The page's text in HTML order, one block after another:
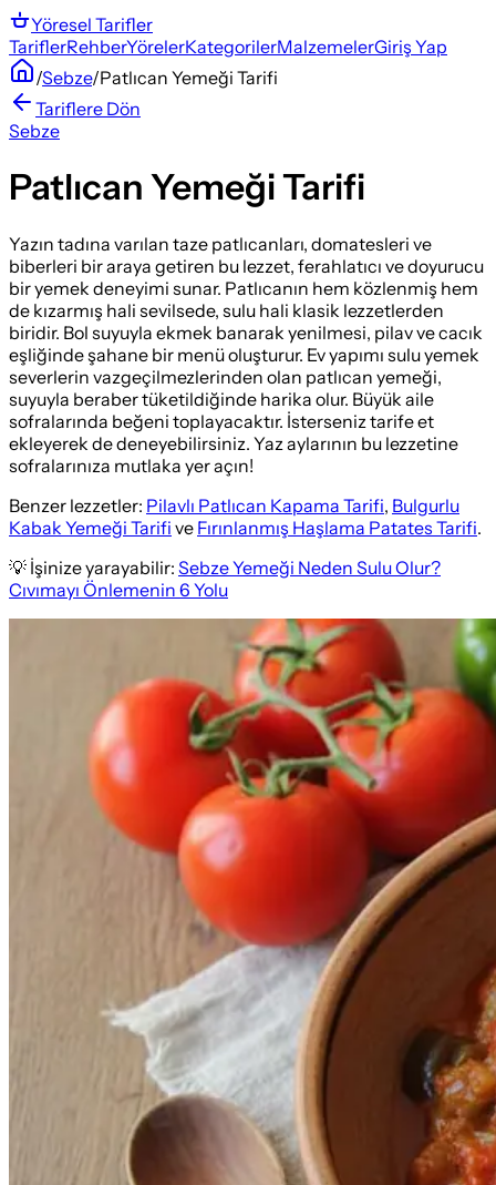
Yöresel Tarifler
TariflerRehberYörelerKategorilerMalzemelerGiriş Yap
/Sebze/Patlıcan Yemeği Tarifi
Tariflere Dön
Sebze
Patlıcan Yemeği Tarifi
Yazın tadına varılan taze patlıcanları, domatesleri ve
biberleri bir araya getiren bu lezzet, ferahlatıcı ve doyurucu
bir yemek deneyimi sunar. Patlıcanın hem közlenmiş hem
de kızarmış hali sevilsede, sulu hali klasik lezzetlerden
biridir. Bol suyuyla ekmek banarak yenilmesi, pilav ve cacık
eşliğinde şahane bir menü oluşturur. Ev yapımı sulu yemek
severlerin vazgeçilmezlerinden olan patlıcan yemeği,
suyuyla beraber tüketildiğinde harika olur. Büyük aile
sofralarında beğeni toplayacaktır. İsterseniz tarife et
ekleyerek de deneyebilirsiniz. Yaz aylarının bu lezzetine
sofralarınıza mutlaka yer açın!
Benzer lezzetler: Pilavlı Patlıcan Kapama Tarifi, Bulgurlu
Kabak Yemeği Tarifi ve Fırınlanmış Haşlama Patates Tarifi.
💡 İşinize yarayabilir: Sebze Yemeği Neden Sulu Olur?
Cıvımayı Önlemenin 6 Yolu